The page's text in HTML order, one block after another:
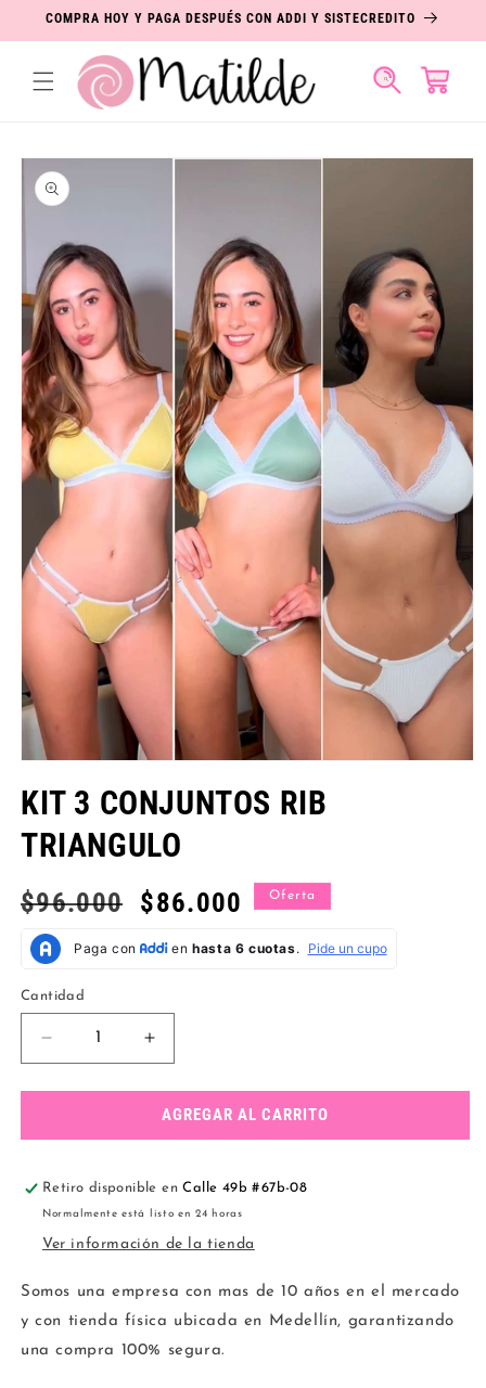
DIRECTAMENTE
AL CONTENIDO
COMPRA HOY Y PAGA DESPUÉS CON ADDI Y SISTECREDITO
Carrito
DIRECTAMENTE
A LA
INFORMACIÓN
multimedia
1
en
KIT 3 CONJUNTOS RIB
TRIANGULO
Precio
$96.000
Precio
oferta
$86.000 Oferta
Cantidad
Reducir
cantidad
para
3
RIB
TRIANGULO
Aumentar
cantidad
para
KIT
3
RIB
TRIANGULO
AGREGAR AL CARRITO
Retiro disponible enCalle 49b #67b-08
Normalmente está listo en 24 horas
Ver información de la tienda
Somos una empresa con mas de 10 años en el mercado
y con tienda física ubicada en Medellín, garantizando
una compra 100% segura.